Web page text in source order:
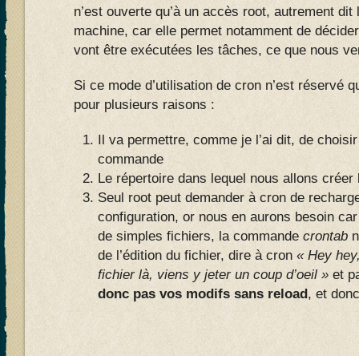
n’est ouverte qu’à un accès root, autrement dit
machine, car elle permet notamment de
vont être exécutées les tâches, ce que nous
Si ce mode d’utilisation de cron n’est réservé
pour plusieurs raisons :
Il va permettre, comme je l’ai dit, de
commande
Le répertoire dans lequel nous allons
Seul root peut demander à cron de
configuration, or nous en aurons besoin
de simples fichiers, la commande crontab
de l’édition du fichier, dire à cron « Hey
fichier là, viens y jeter un coup d’oeil » et
donc pas vos modifs sans reload, et